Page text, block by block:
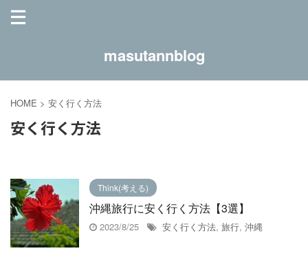
masutannblog
HOME > 安く行く方法
安く行く方法
Think(考える)
沖縄旅行に安く行く方法【3選】
2023/8/25 安く行く方法, 旅行, 沖縄